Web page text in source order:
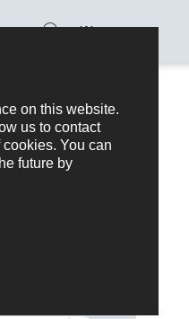
Référence
subminiature